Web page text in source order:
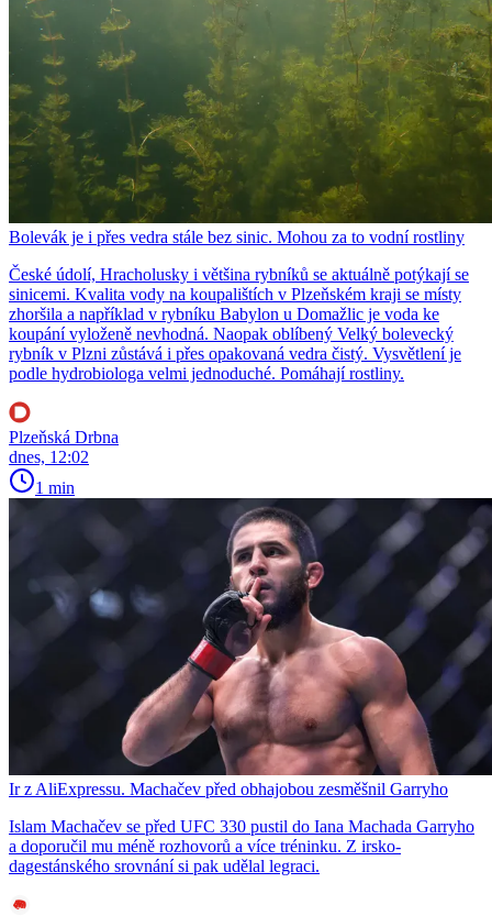
Bolevák je i přes vedra stále bez sinic. Mohou za to vodní rostliny
České údolí, Hracholusky i většina rybníků se aktuálně potýkají se
sinicemi. Kvalita vody na koupalištích v Plzeňském kraji se místy
zhoršila a například v rybníku Babylon u Domažlic je voda ke
koupání vyloženě nevhodná. Naopak oblíbený Velký bolevecký
rybník v Plzni zůstává i přes opakovaná vedra čistý. Vysvětlení je
podle hydrobiologa velmi jednoduché. Pomáhají rostliny.
Plzeňská Drbna
dnes, 12:02
1 min
Ir z AliExpressu. Machačev před obhajobou zesměšnil Garryho
Islam Machačev se před UFC 330 pustil do Iana Machada Garryho
a doporučil mu méně rozhovorů a více tréninku. Z irsko-
dagestánského srovnání si pak udělal legraci.